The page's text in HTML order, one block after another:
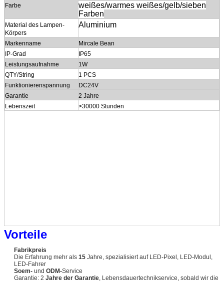
Farbe
weißes/warmes weißes/gelb/sieben
Farben
Material des Lampen-
Körpers
Aluminium
Markenname
Mircale Bean
IP-Grad
IP65
Leistungsaufnahme
1W
QTY/String
1 PCS
Funktionierenspannung
DC24V
Garantie
2 Jahre
Lebenszeit
>30000 Stunden
Vorteile
Fabrikpreis
Die Erfahrung mehr als 15 Jahre, spezialisiert auf LED-Pixel, LED-Modul,
LED-Fahrer
Soem- und ODM-Service
Garantie: 2 Jahre der Garantie, Lebensdauertechnikservice, sobald wir die